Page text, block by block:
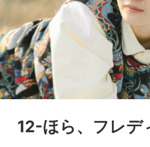
12-ほら、フレデ